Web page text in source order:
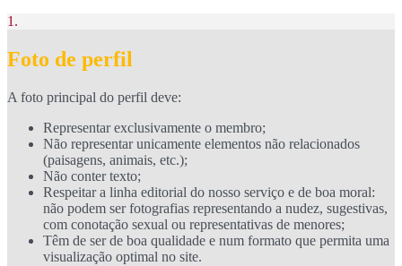
1.
Foto de perfil
A foto principal do perfil deve:
Representar exclusivamente o membro;
Não representar unicamente elementos não relacionados
(paisagens, animais, etc.);
Não conter texto;
Respeitar a linha editorial do nosso serviço e de boa moral:
não podem ser fotografias representando a nudez, sugestivas,
com conotação sexual ou representativas de menores;
Têm de ser de boa qualidade e num formato que permita uma
visualização optimal no site.